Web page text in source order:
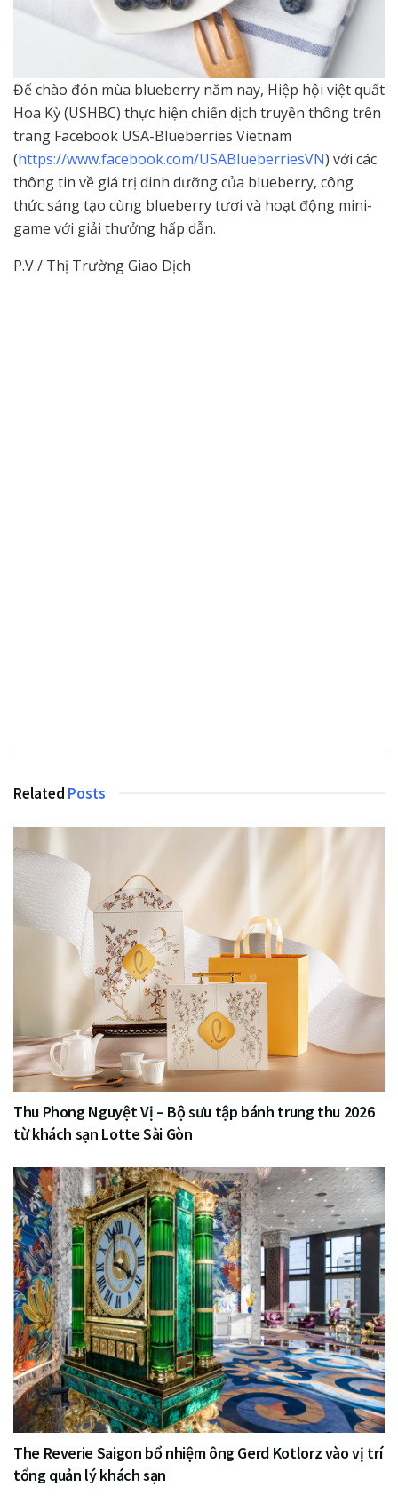
Để chào đón mùa blueberry năm nay, Hiệp hội việt quất
Hoa Kỳ (USHBC) thực hiện chiến dịch truyền thông trên
trang Facebook USA-Blueberries Vietnam
(https://www.facebook.com/USABlueberriesVN) với các
thông tin về giá trị dinh dưỡng của blueberry, công
thức sáng tạo cùng blueberry tươi và hoạt động mini-
game với giải thưởng hấp dẫn.
P.V / Thị Trường Giao Dịch
Related Posts
Thu Phong Nguyệt Vị – Bộ sưu tập bánh trung thu 2026
từ khách sạn Lotte Sài Gòn
The Reverie Saigon bổ nhiệm ông Gerd Kotlorz vào vị trí
tổng quản lý khách sạn